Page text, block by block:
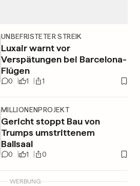
UNBEFRISTETER STREIK
Luxair warnt vor
Verspätungen bei Barcelona-
Flügen
0 1 1
MILLIONENPROJEKT
Gericht stoppt Bau von
Trumps umstrittenem
Ballsaal
0 1 0
WERBUNG